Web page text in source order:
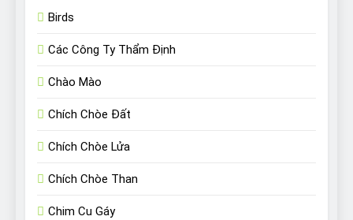
Birds
Các Công Ty Thẩm Định
Chào Mào
Chích Chòe Đất
Chích Chòe Lửa
Chích Chòe Than
Chim Cu Gáy